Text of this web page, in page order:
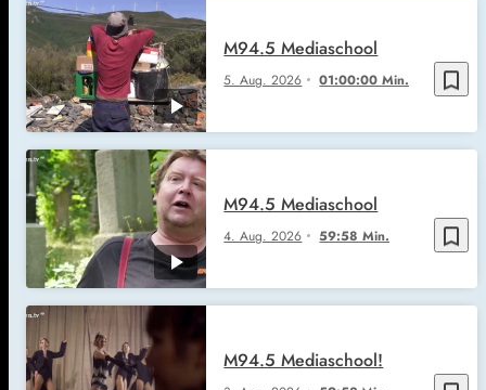
bookmark_border
5. Aug. 2026 01:00:00 Min.
M94.5 Mediaschool
bookmark_border
4. Aug. 2026 59:58 Min.
M94.5 Mediaschool
M94.5 Mediaschool!